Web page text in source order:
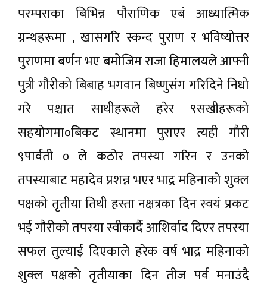
परम्पराका बिभिन्न पौराणिक एबं आध्यात्मिक
ग्रन्थहरूमा , खासगरि स्कन्द पुराण र भविष्योत्तर
पुराणमा बर्णन भए बमोजिम राजा हिमालयले आफ्नी
पुत्री गौरीको बिबाह भगवान बिष्णुसंग गरिदिने निधो
गरे पश्चात साथीहरूले हरेर ९सखीहरूको
सहयोगमा०बिकट स्थानमा पुराएर त्यही गौरी
९पार्वती ० ले कठोर तपस्या गरिन र उनको
तपस्याबाट महादेव प्रशन्न भएर भाद्र महिनाको शुक्ल
पक्षको तृतीया तिथी हस्ता नक्षत्रका दिन स्वयं प्रकट
भई गौरीको तपस्या स्वीकार्दै आशिर्वाद दिएर तपस्या
सफल तुल्याई दिएकाले हरेक वर्ष भाद्र महिनाको
शुक्ल पक्षको तृतीयाका दिन तीज पर्व मनाउंदै